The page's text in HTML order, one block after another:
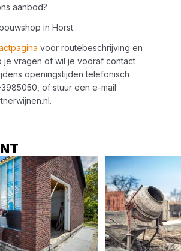
aanbod?
in Horst.
voor routebeschrijving en
je vragen of wil je vooraf contact
openingstijden telefonisch
, of stuur een e-mail
.